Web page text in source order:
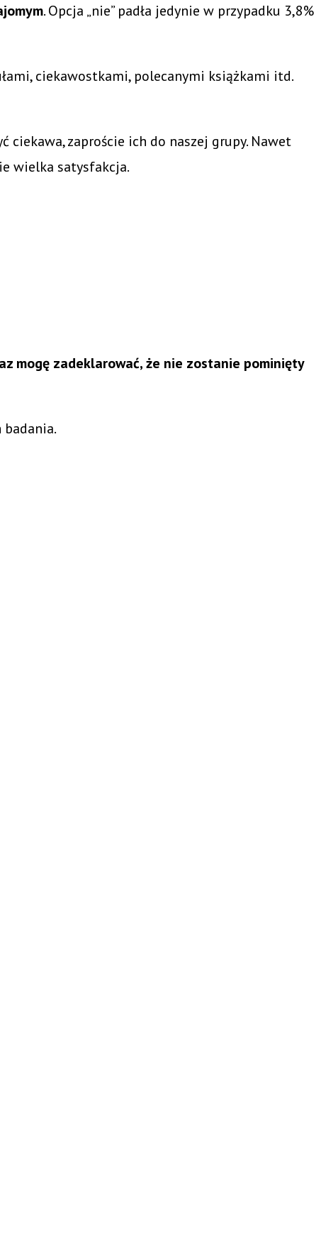
. Opcja „nie” padła jedynie w przypadku 3,8%
ciekawostkami, polecanymi książkami itd.
ciekawa, zaproście ich do naszej grupy. Nawet
wielka satysfakcja.
mogę zadeklarować, że nie zostanie pominięty